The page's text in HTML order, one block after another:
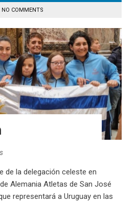
NO COMMENTS
la delegación celeste en
Alemania Atletas de San José
representará a Uruguay en las